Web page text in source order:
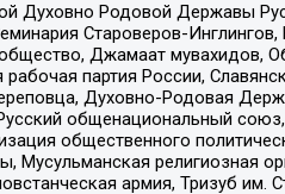
Духовно Родовой Державы
Староверов-
Джамаат мувахидов,
партия России,
Духовно-Родовая
общенациональный
общественного
религиозная
армия, Тризуб им.